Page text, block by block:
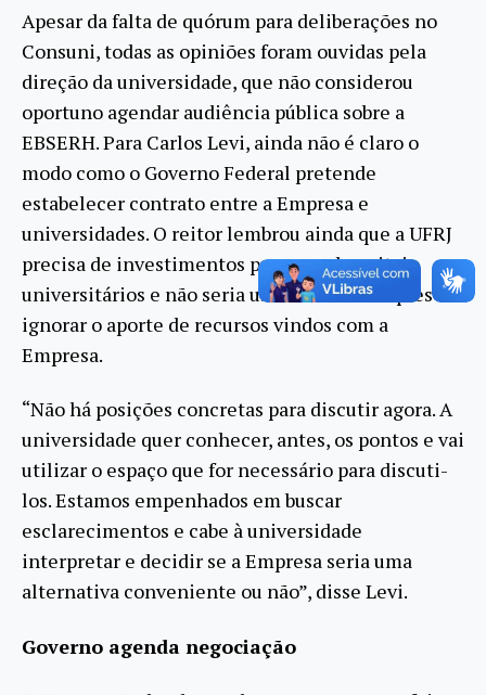
Apesar da falta de quórum para deliberações no
Consuni, todas as opiniões foram ouvidas pela
direção da universidade, que não considerou
oportuno agendar audiência pública sobre a
EBSERH. Para Carlos Levi, ainda não é claro o
modo como o Governo Federal pretende
estabelecer contrato entre a Empresa e
universidades. O reitor lembrou ainda que a UFRJ
precisa de investimentos para seus hospitais
universitários e não seria uma decisão simples
ignorar o aporte de recursos vindos com a
Empresa.
“Não há posições concretas para discutir agora. A
universidade quer conhecer, antes, os pontos e vai
utilizar o espaço que for necessário para discuti-
los. Estamos empenhados em buscar
esclarecimentos e cabe à universidade
interpretar e decidir se a Empresa seria uma
alternativa conveniente ou não”, disse Levi.
Governo agenda negociação